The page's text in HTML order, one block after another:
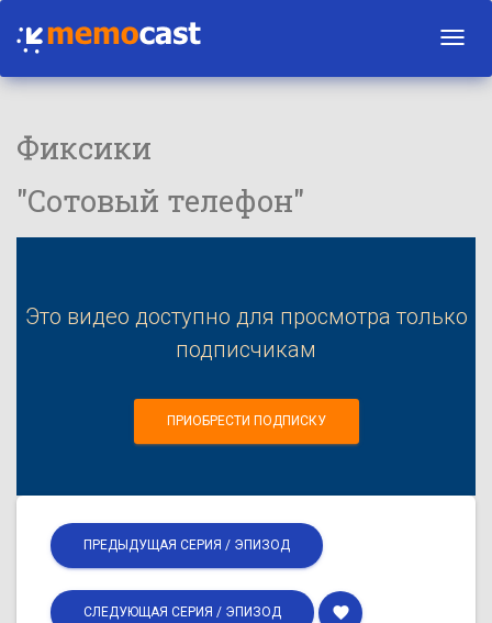
Фиксики
"Сотовый телефон"
Это видео доступно для просмотра только
подписчикам
ПРИОБРЕСТИ ПОДПИСКУ
ПРЕДЫДУЩАЯ СЕРИЯ / ЭПИЗОД
СЛЕДУЮЩАЯ СЕРИЯ / ЭПИЗОД favorite